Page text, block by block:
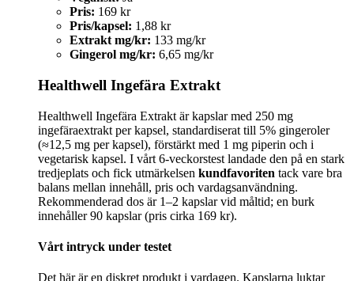
Pris: 169 kr
Pris/kapsel: 1,88 kr
Extrakt mg/kr: 133 mg/kr
Gingerol mg/kr: 6,65 mg/kr
Healthwell Ingefära Extrakt
Healthwell Ingefära Extrakt är kapslar med 250 mg
ingefäraextrakt per kapsel, standardiserat till 5% gingeroler
(≈12,5 mg per kapsel), förstärkt med 1 mg piperin och i
vegetarisk kapsel. I vårt 6‑veckorstest landade den på en stark
tredjeplats och fick utmärkelsen kundfavoriten tack vare bra
balans mellan innehåll, pris och vardagsanvändning.
Rekommenderad dos är 1–2 kapslar vid måltid; en burk
innehåller 90 kapslar (pris cirka 169 kr).
Vårt intryck under testet
Det här är en diskret produkt i vardagen. Kapslarna luktar